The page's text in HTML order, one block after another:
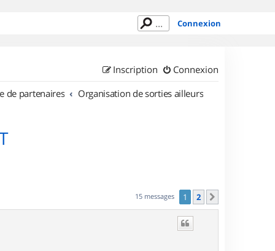
Connexion
Connexion
Inscription
de partenaires Organisation de sorties ailleurs
15 messages 1 2